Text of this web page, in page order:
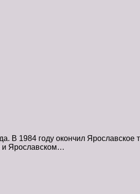
В 1984 году окончил Ярославское
и Ярославском…